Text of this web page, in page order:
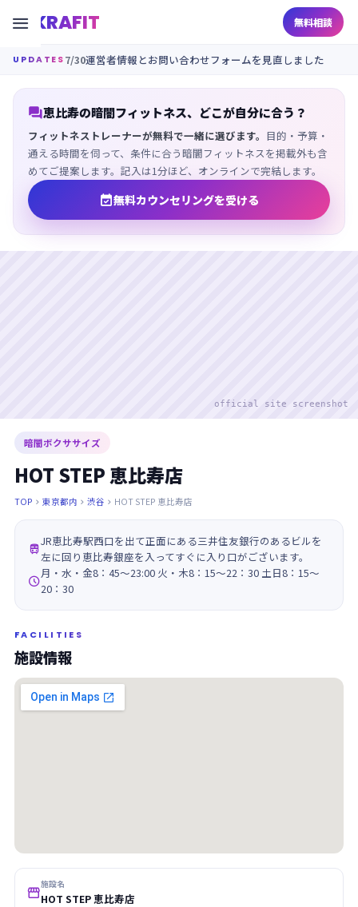
KRAFIT 無料相談

UPDATES 7/30運営者情報とお問い合わせフォームを見直しました
恵比寿の暗闇フィットネス、どこが自分に合う？
フィットネストレーナーが無料で一緒に選びます。 目的・予算・
通える時間を伺って、条件に合う暗闇フィットネスを掲載外も含
めてご提案します。記入は1分ほど、オンラインで完結します。
無料カウンセリングを受ける
official site screenshot
暗闇ボクササイズ
HOT STEP 恵比寿店
TOP  東京都内  渋谷  HOT STEP 恵比寿店

JR恵比寿駅西口を出て正面にある三井住友銀行のあるビルを
左に回り恵比寿銀座を入ってすぐに入り口がございます。

月・水・金8：45～23:00 火・木8：15～22：30 土日8：15～
20：30
FACILITIES
施設情報
施設名
HOT STEP 恵比寿店